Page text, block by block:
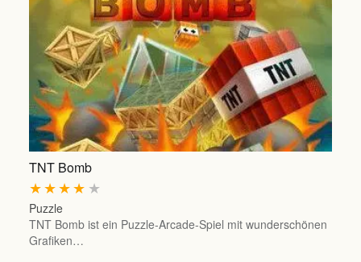
TNT Bomb
★
★
★
★
★
Puzzle
TNT Bomb ist ein Puzzle-Arcade-Spiel mit wunderschönen
Grafiken…